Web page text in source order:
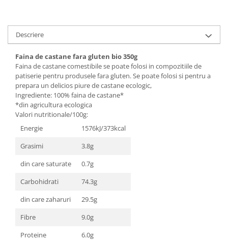
Biscuiti si napolitane
Inghetata
Zahar si indulcitori
Batoane
Dulciuri bio
Guma de mestecat bio
Snacksuri
Seminte, fructe uscate, samburi
Mixuri, condimente si mirodenii
Mirodenii
Maioneza bio
Semipreparate
Specialitati si produse asiatice
Descriere
Faina de castane fara gluten bio 350g
Faina de castane comestibile se poate folosi in compozitiile de
patiserie pentru produsele fara gluten. Se poate folosi si pentru a
prepara un delicios piure de castane ecologic,
Ingrediente: 100% faina de castane*
*din agricultura ecologica
Valori nutritionale/100g:
Energie
1576kJ/373kcal
Grasimi
3.8g
din care saturate
0.7g
Carbohidrati
74.3g
din care zaharuri
29.5g
Fibre
9.0g
Proteine
6.0g